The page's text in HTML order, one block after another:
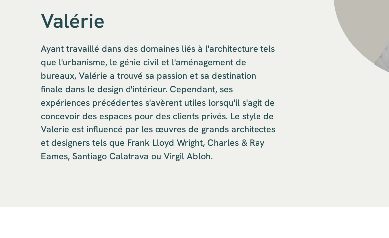
Valérie
Ayant travaillé dans des domaines liés à l'architecture tels
que l'urbanisme, le génie civil et l'aménagement de
bureaux, Valérie a trouvé sa passion et sa destination
finale dans le design d'intérieur. Cependant, ses
expériences précédentes s'avèrent utiles lorsqu'il s'agit de
concevoir des espaces pour des clients privés. Le style de
Valerie est influencé par les œuvres de grands architectes
et designers tels que Frank Lloyd Wright, Charles & Ray
Eames, Santiago Calatrava ou Virgil Abloh.